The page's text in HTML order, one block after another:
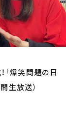
爆笑問題の日
生放送）